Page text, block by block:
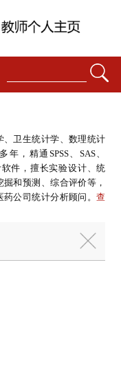
、卫生统计学、数理统计
年，精通SPSS、SAS、
软件，擅长实验设计、统
和预测、综合评价等，
药公司统计分析顾问。查